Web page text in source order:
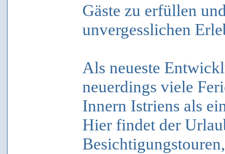
Gäste zu erfüllen
unvergesslichen
Als neueste
neuerdings viele
Innern Istriens als
Hier findet der